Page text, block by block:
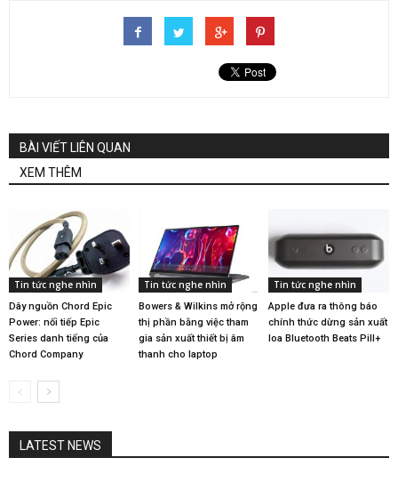
BÀI VIẾT LIÊN QUAN
XEM THÊM
Tin tức nghe nhìn
Dây nguồn Chord Epic
Power: nối tiếp Epic
Series danh tiếng của
Chord Company
Tin tức nghe nhìn
Bowers & Wilkins mở rộng
thị phần bằng việc tham
gia sản xuất thiết bị âm
thanh cho laptop
Tin tức nghe nhìn
Apple đưa ra thông báo
chính thức dừng sản xuất
loa Bluetooth Beats Pill+
LATEST NEWS